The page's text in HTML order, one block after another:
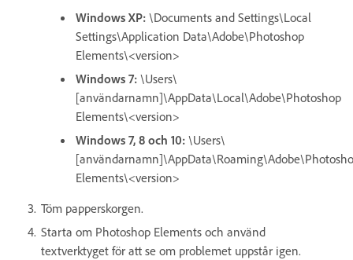
Windows XP: \Documents and Settings\Local
Settings\Application Data\Adobe\Photoshop
Elements\<version>
Windows 7: \Users\
[användarnamn]\AppData\Local\Adobe\Photoshop
Elements\<version>
Windows 7, 8 och 10: \Users\
[användar
Elements\<version>
Töm papperskorgen.
Starta om Photoshop Elements och använd
textverktyget för att se om problemet uppstår igen.